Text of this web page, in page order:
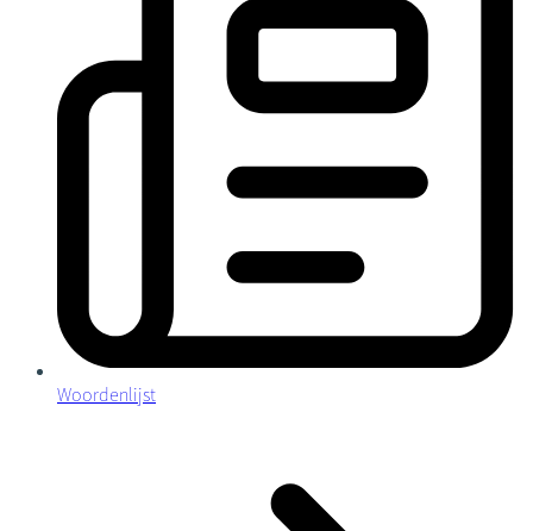
Woordenlijst